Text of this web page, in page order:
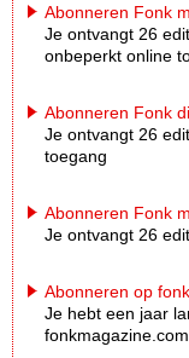
Abonneren Fonk
Je ontvangt 26
onbeperkt online
Abonneren Fonk
Je ontvangt 26
toegang
Abonneren Fonk
Je ontvangt 26
Abonneren op
Je hebt een jaar
fonkmagazine.com